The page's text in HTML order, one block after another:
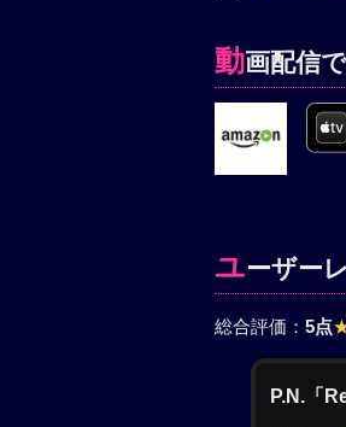
動画配信
ユーザー
総合評価： 5点
P.N.「